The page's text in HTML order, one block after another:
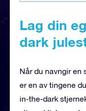
Lag din
dark
Når du navngir en
er en av tingene
in-the-dark